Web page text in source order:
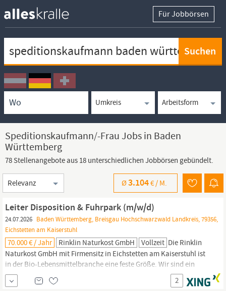
Für Jobbörsen
Ortssuche
Umkreissuche
Arbeitsform
Speditionskaufmann/-Frau Jobs in Baden
Württemberg
78 Stellenangebote aus 18 unterschiedlichen Jobbörsen gebündelt.
Sortierung
Ø3.104€ / M.
Leiter Disposition & Fuhrpark (m/w/d)
24.07.2026 Baden Württemberg, Breisgau Hochschwarzwald Landkreis, 79356,
Eichstetten am Kaiserstuhl
70.000 € / Jahr Rinklin Naturkost GmbH Vollzeit Die Rinklin
Naturkost GmbH mit Firmensitz in Eichstetten am Kaiserstuhl ist
in der Bio-Lebensmittelbranche eine feste Größe. Wir sind ein
verlässlicher Partner für Naturkostläden, Marktgänger und
Gastronomie-Betriebe. Unseren mehr als 800 Kunden inBaden-
2